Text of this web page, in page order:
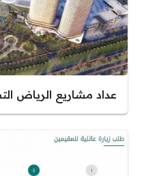
عداد مشاريع الرياض